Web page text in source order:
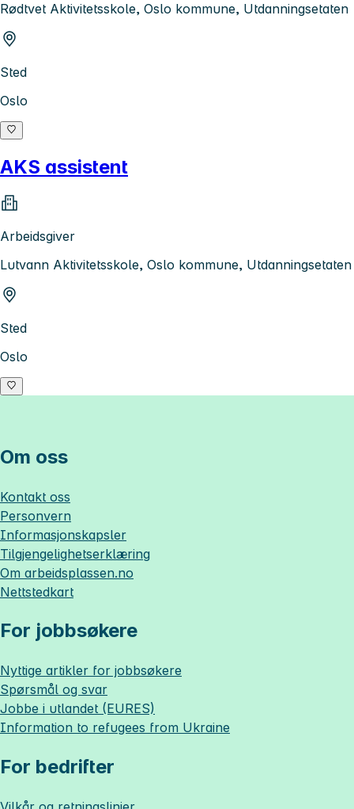
Rødtvet Aktivitetsskole, Oslo kommune, Utdanningsetaten
Sted
Oslo
AKS assistent
Arbeidsgiver
Lutvann Aktivitetsskole, Oslo kommune, Utdanningsetaten
Sted
Oslo
Om oss
Kontakt oss
Personvern
Informasjonskapsler
Tilgjengelighetserklæring
Om arbeidsplassen.no
Nettstedkart
For jobbsøkere
Nyttige artikler for jobbsøkere
Spørsmål og svar
Jobbe i utlandet (EURES)
Information to refugees from Ukraine
For bedrifter